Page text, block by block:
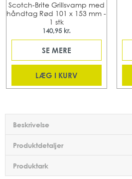
Scotch-Brite Grillsvamp med
håndtag Rød 101 x 153 mm -
1 stk
140,95 kr.
SE MERE
LÆG I KURV
Beskrivelse
Produktdetaljer
Produktark